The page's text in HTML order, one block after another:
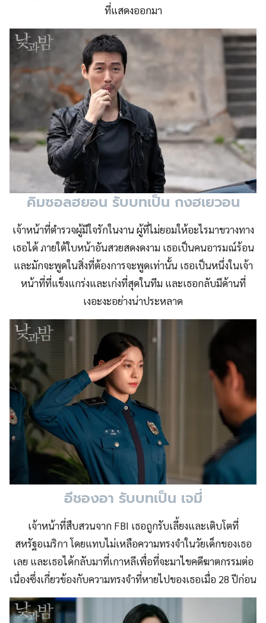
ที่แสดงออกมา
คิมซอลฮยอน รับบทเป็น กงฮเยวอน
เจ้าหน้าที่ตำรวจผู้มีใจรักในงาน ผู้ที่ไม่ยอมให้อะไรมาขวางทาง
เธอได้ ภายใต้ใบหน้าอันสวยสดงดงาม เธอเป็นคนอารมณ์ร้อน
และมักจะพูดในสิ่งที่ต้องการจะพูดเท่านั้น เธอเป็นหนึ่งในเจ้า
หน้าที่ที่แข็งแกร่งและเก่งที่สุดในทีม และเธอกลับมีด้านที่
เงอะงะอย่างน่าประหลาด
อีชองอา รับบทเป็น เจมี่
เจ้าหน้าที่สืบสวนจาก FBI เธอถูกรับเลี้ยงและเติบโตที่
สหรัฐอเมริกา โดยแทบไม่เหลือความทรงจำในวัยเด็กของเธอ
เลย และเธอได้กลับมาที่เกาหลีเพื่อที่จะมาไขคดีฆาตกรรมต่อ
เนื่องซึ่งเกี่ยวข้องกับความทรงจำที่หายไปของเธอเมื่อ 28 ปีก่อน